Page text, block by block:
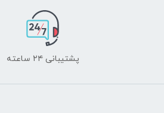
پشتیبانی ۲۴ ساعته